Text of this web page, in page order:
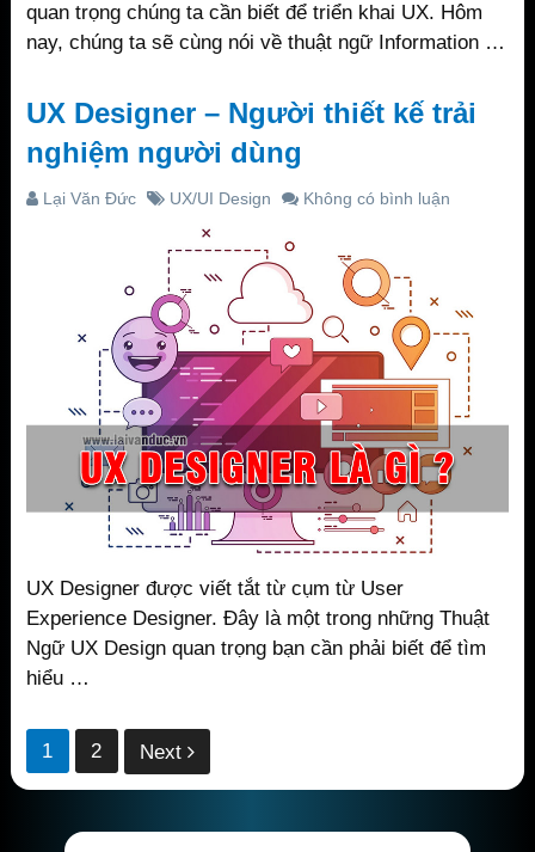
quan trọng chúng ta cần biết để triển khai UX. Hôm
nay, chúng ta sẽ cùng nói về thuật ngữ Information …
UX Designer – Người thiết kế trải
nghiệm người dùng
Lại Văn Đức UX/UI Design Không có bình luận
UX Designer được viết tắt từ cụm từ User
Experience Designer. Đây là một trong những Thuật
Ngữ UX Design quan trọng bạn cần phải biết để tìm
hiểu …
Phân
trang
1 2 Next